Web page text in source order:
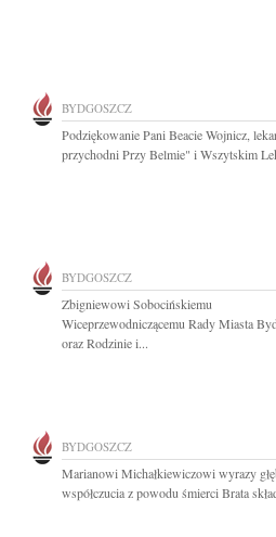
BYDGOSZCZ
Podziękowanie Pani Beacie Wojnicz,
przychodni Przy Belmie" i Wszytskim
BYDGOSZCZ
Zbigniewowi Sobocińskiemu
Wiceprzewodniczącemu Rady Miasta
oraz Rodzinie i...
BYDGOSZCZ
Marianowi Michałkiewiczowi wyrazy
współczucia z powodu śmierci Brata